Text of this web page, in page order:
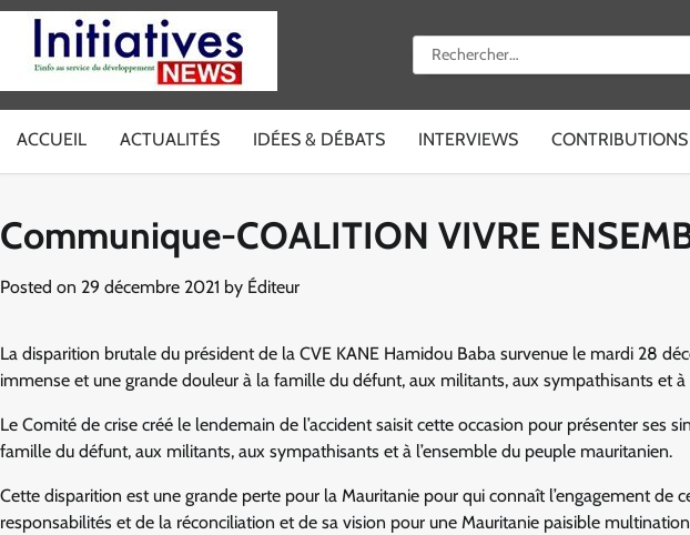
Skip
content
Rechercher :
ACCUEIL ACTUALITÉS IDÉES & DÉBATS INTERVIEWS CONTRIBUTIONS
Communique-COALITION VIVRE
Posted on 29 décembre 2021 by Éditeur
La disparition brutale du président de la CVE KANE Hamidou Baba survenue le mardi 28
immense et une grande douleur à la famille du défunt, aux militants, aux sympathisants et
Le Comité de crise créé le lendemain de l’accident saisit cette occasion pour présenter ses
famille du défunt, aux militants, aux sympathisants et à l’ensemble du peuple mauritanien.
Cette disparition est une grande perte pour la Mauritanie pour qui connaît l’engagement de
responsabilités et de la réconciliation et de sa vision pour une Mauritanie paisible